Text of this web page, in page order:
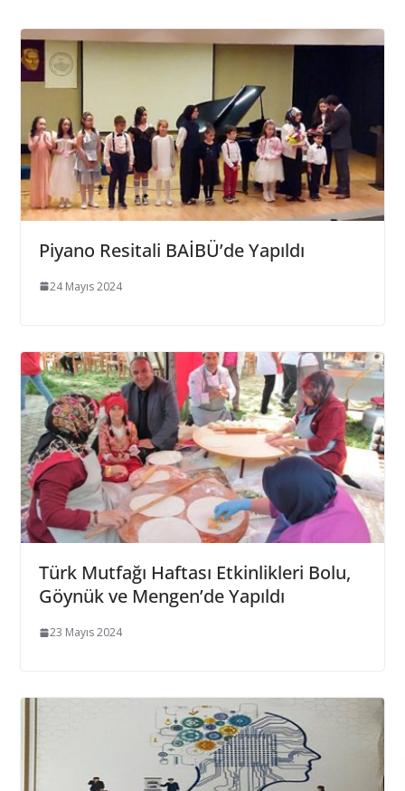
Piyano Resitali BAİBÜ’de Yapıldı
24 Mayıs 2024
Türk Mutfağı Haftası Etkinlikleri Bolu,
Göynük ve Mengen’de Yapıldı
23 Mayıs 2024